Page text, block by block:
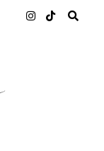
to deliver its
and